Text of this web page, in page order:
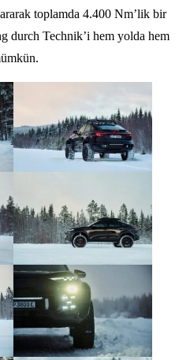
toplamda 4.400 Nm’lik bir
durch Technik’i hem yolda hem